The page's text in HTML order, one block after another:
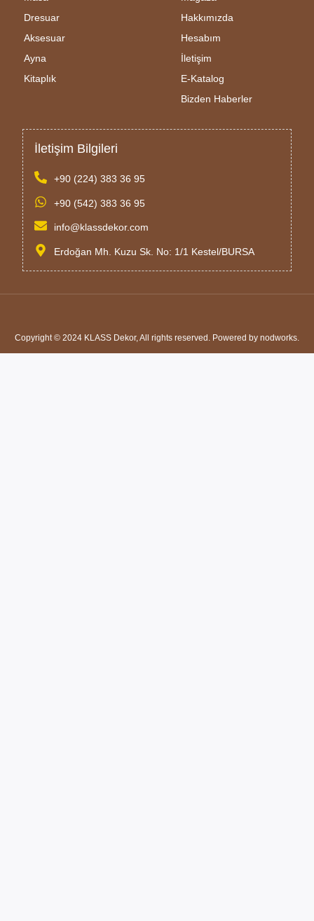
Dresuar
Aksesuar
Ayna
Kitaplık
Hakkımızda
Hesabım
İletişim
E-Katalog
Bizden Haberler
İletişim Bilgileri
+90 (224) 383 36 95
+90 (542) 383 36 95
info@klassdekor.com
Erdoğan Mh. Kuzu Sk. No: 1/1 Kestel/BURSA
Copyright © 2024 KLASS Dekor, All rights reserved. Powered by nodworks.